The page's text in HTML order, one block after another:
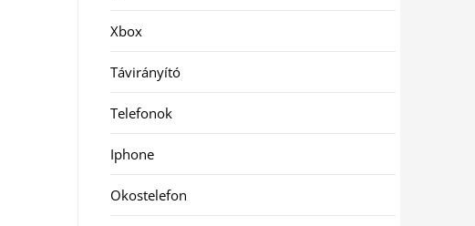
Xbox
Távirányító
Telefonok
Iphone
Okostelefon